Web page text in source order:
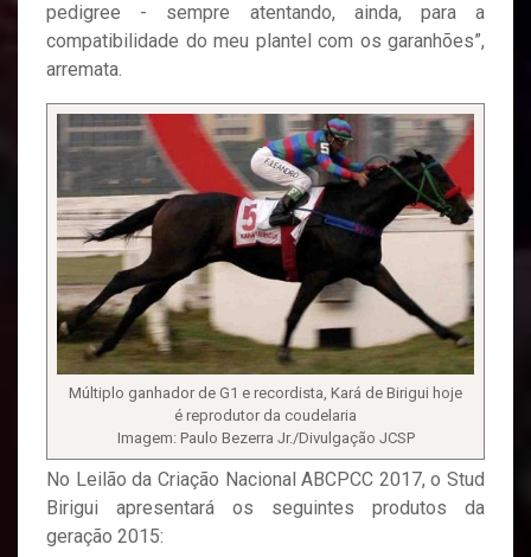
pedigree - sempre atentando, ainda, para a
compatibilidade do meu plantel com os garanhões”,
arremata.
Múltiplo ganhador de G1 e recordista, Kará de Birigui hoje
é reprodutor da coudelaria
Imagem: Paulo Bezerra Jr./Divulgação JCSP
No Leilão da Criação Nacional ABCPCC 2017, o Stud
Birigui apresentará os seguintes produtos da
geração 2015: